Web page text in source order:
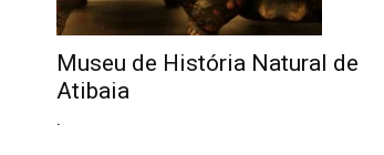
Museu de História Natural de
Atibaia
.